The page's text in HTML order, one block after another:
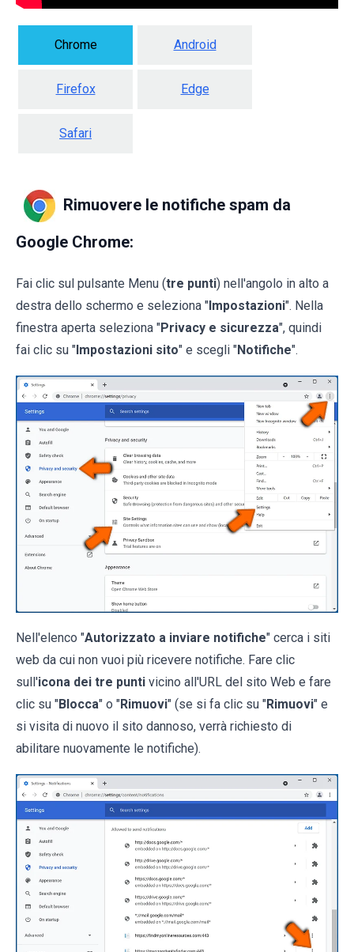
Chrome Android
Firefox Edge
Safari
Rimuovere le notifiche spam da
Google Chrome:
Fai clic sul pulsante Menu (tre punti) nell'angolo in alto a
destra dello schermo e seleziona "Impostazioni". Nella
finestra aperta seleziona "Privacy e sicurezza", quindi
fai clic su "Impostazioni sito" e scegli "Notifiche".
Nell'elenco "Autorizzato a inviare notifiche" cerca i siti
web da cui non vuoi più ricevere notifiche. Fare clic
sull'icona dei tre punti vicino all'URL del sito Web e fare
clic su "Blocca" o "Rimuovi" (se si fa clic su "Rimuovi" e
si visita di nuovo il sito dannoso, verrà richiesto di
abilitare nuovamente le notifiche).